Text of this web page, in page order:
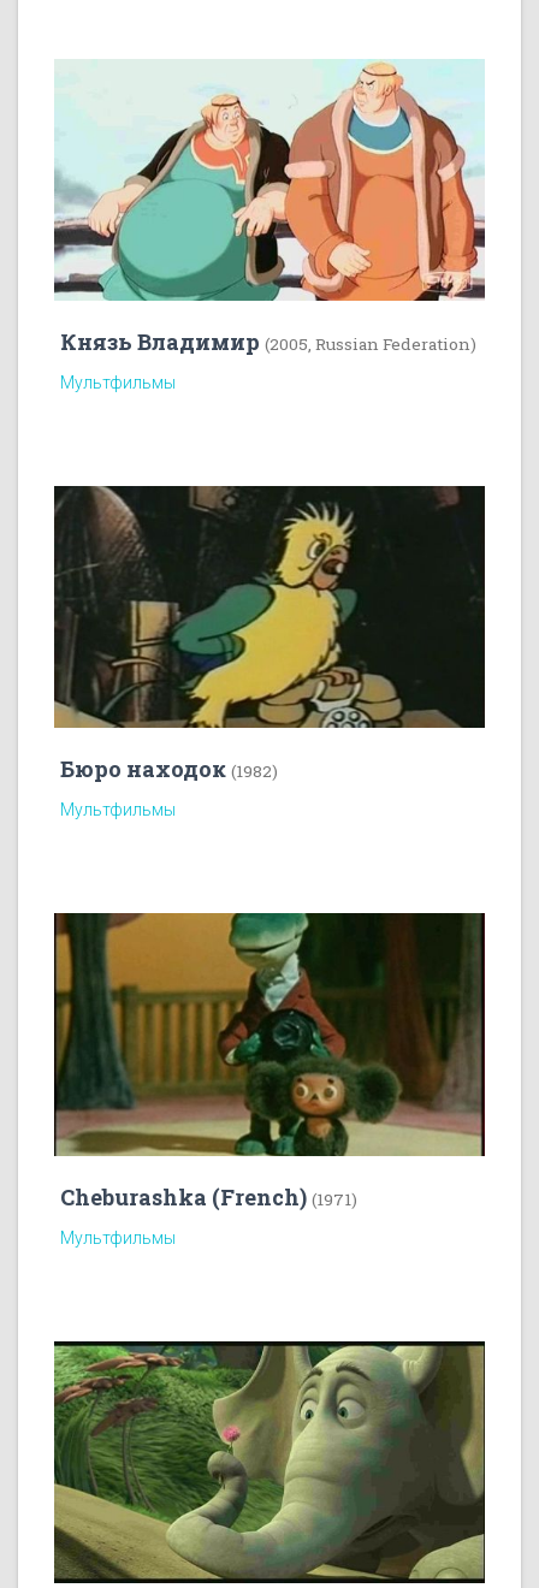
Князь Владимир (2005, Russian Federation)
Мультфильмы
Бюро находок (1982)
Мультфильмы
Cheburashka (French) (1971)
Мультфильмы